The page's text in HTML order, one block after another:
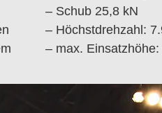
– Schub 25,8 kN
– Höchstdrehzahl:
– max. Einsatzhöhe: